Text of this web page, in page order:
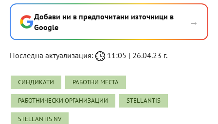
Добави ни в предпочитани източници в
Google
→
Последна актуализация: 11:05 | 26.04.23 г.
СИНДИКАТИ РАБОТНИ МЕСТА
РАБОТНИЧЕСКИ ОРГАНИЗАЦИИ STELLANTIS
STELLANTIS NV